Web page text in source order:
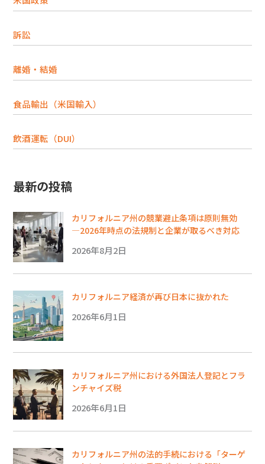
訴訟
離婚・結婚
食品輸出（米国輸入）
飲酒運転（DUI）
最新の投稿
カリフォルニア州の競業避止条項は原則無効
―2026年時点の法規制と企業が取るべき対応
2026年8月2日
カリフォルニア経済が再び日本に抜かれた
2026年6月1日
カリフォルニア州における外国法人登記とフラ
ンチャイズ税
2026年6月1日
カリフォルニア州の法的手続における「ターゲ